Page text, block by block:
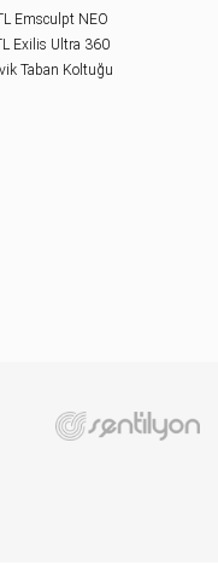
Emsculpt NEO
Exilis Ultra 360
Taban Koltuğu